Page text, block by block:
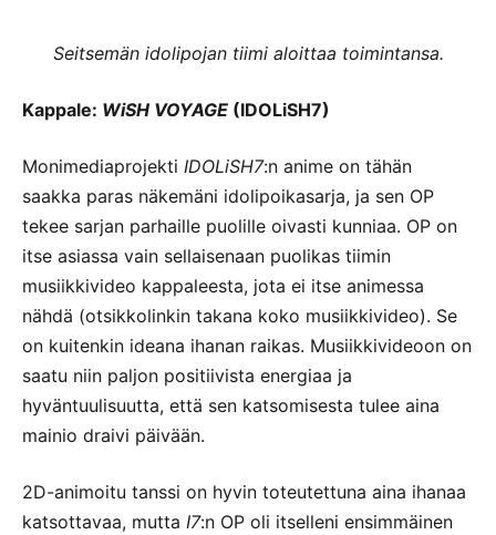
Seitsemän idolipojan tiimi aloittaa toimintansa.
Kappale: WiSH VOYAGE (IDOLiSH7)
Monimediaprojekti IDOLiSH7:n anime on tähän
saakka paras näkemäni idolipoikasarja, ja sen OP
tekee sarjan parhaille puolille oivasti kunniaa. OP on
itse asiassa vain sellaisenaan puolikas tiimin
musiikkivideo kappaleesta, jota ei itse animessa
nähdä (otsikkolinkin takana koko musiikkivideo). Se
on kuitenkin ideana ihanan raikas. Musiikkivideoon on
saatu niin paljon positiivista energiaa ja
hyväntuulisuutta, että sen katsomisesta tulee aina
mainio draivi päivään.
2D-animoitu tanssi on hyvin toteutettuna aina ihanaa
katsottavaa, mutta I7:n OP oli itselleni ensimmäinen